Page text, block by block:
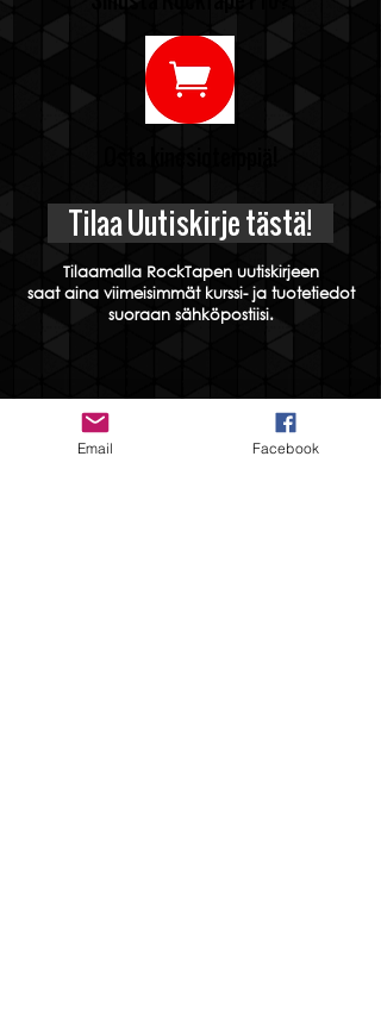
Tilaa Uutiskirje tästä!
Tilaamalla RockTapen uutiskirjeen
saat aina viimeisimmät kurssi- ja tuotetiedot
suoraan sähköpostiisi.
Email Facebook